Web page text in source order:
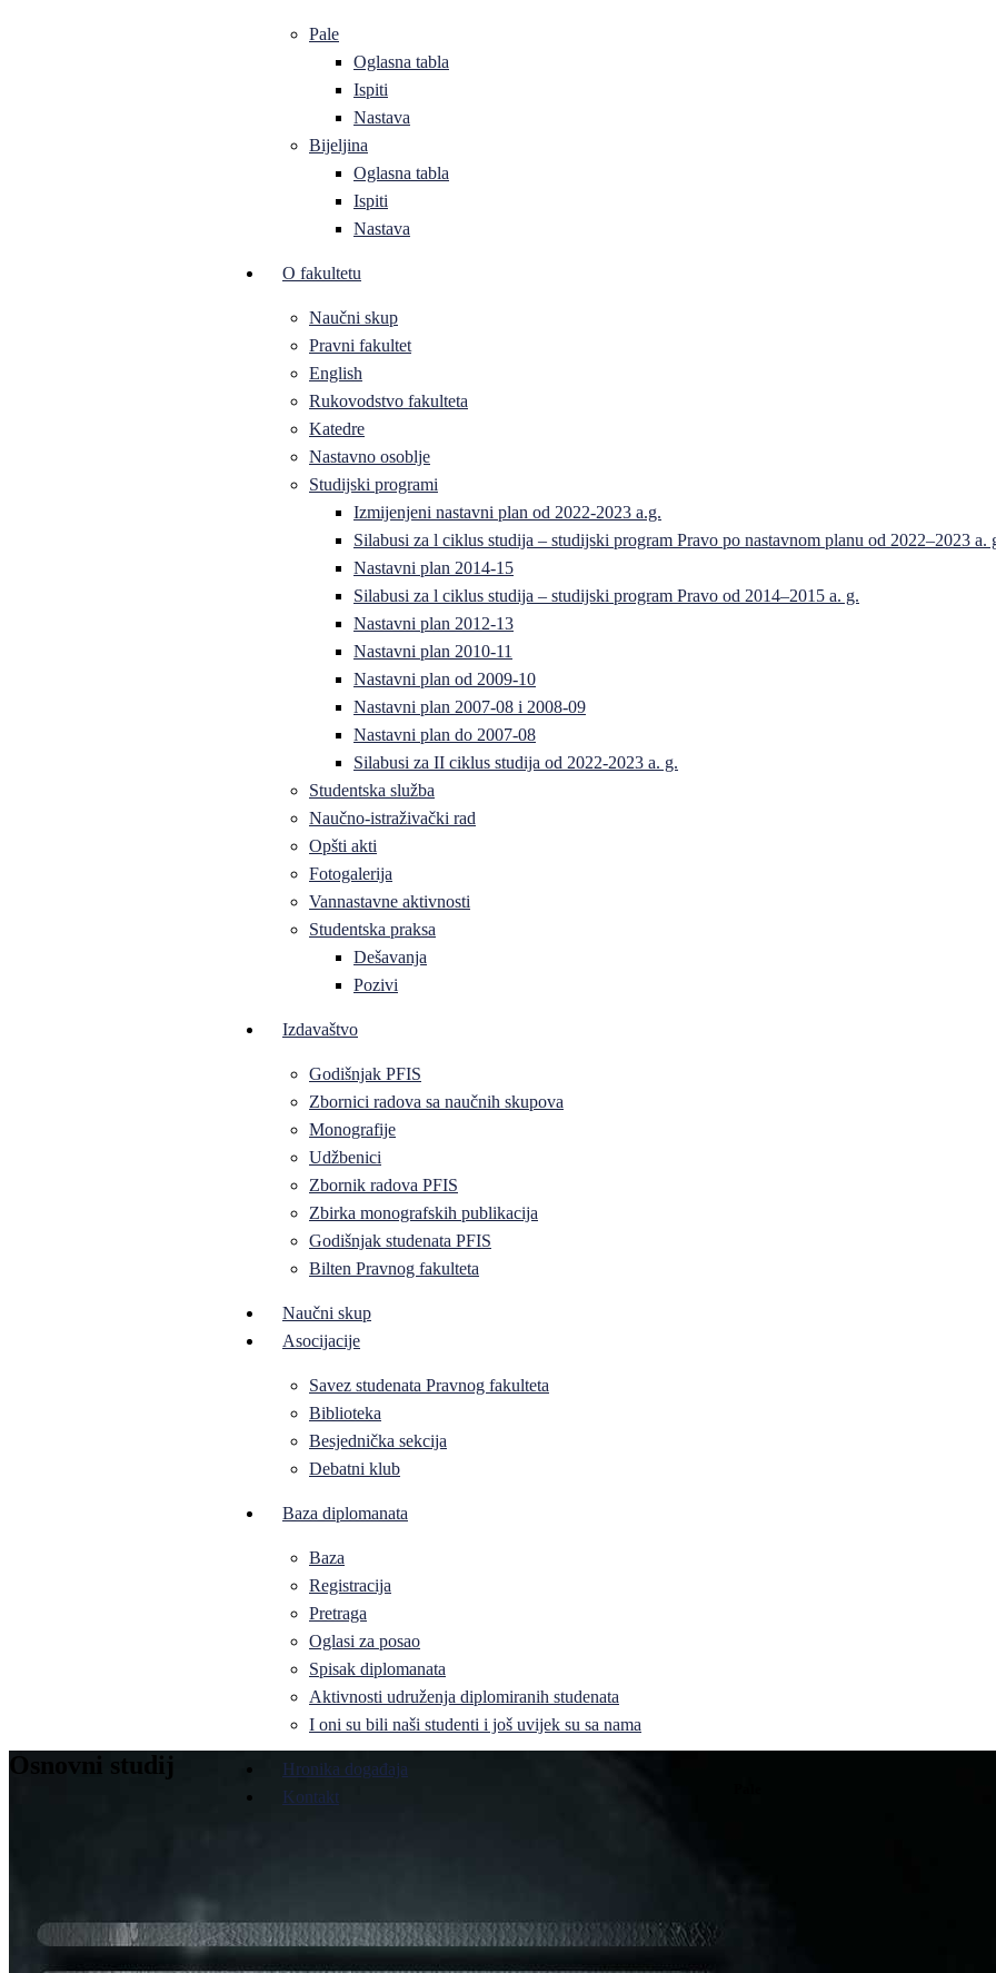
Pale
Oglasna tabla
Ispiti
Nastava
Bijeljina
Oglasna tabla
Ispiti
Nastava
O fakultetu
Naučni skup
Pravni fakultet
English
Rukovodstvo fakulteta
Katedre
Nastavno osoblje
Studijski programi
Izmijenjeni nastavni plan od 2022-2023 a.g.
Silabusi za l ciklus studija – studijski program Pravo po nastavnom planu od 2022–2023 a.
Nastavni plan 2014-15
Silabusi za l ciklus studija – studijski program Pravo od 2014–2015 a. g.
Nastavni plan 2012-13
Nastavni plan 2010-11
Nastavni plan od 2009-10
Nastavni plan 2007-08 i 2008-09
Nastavni plan do 2007-08
Silabusi za II ciklus studija od 2022-2023 a. g.
Studentska služba
Naučno-istraživački rad
Opšti akti
Fotogalerija
Vannastavne aktivnosti
Studentska praksa
Dešavanja
Pozivi
Izdavaštvo
Godišnjak PFIS
Zbornici radova sa naučnih skupova
Monografije
Udžbenici
Zbornik radova PFIS
Zbirka monografskih publikacija
Godišnjak studenata PFIS
Bilten Pravnog fakulteta
Naučni skup
Asocijacije
Savez studenata Pravnog fakulteta
Biblioteka
Besjednička sekcija
Debatni klub
Baza diplomanata
Baza
Registracija
Pretraga
Oglasi za posao
Spisak diplomanata
Aktivnosti udruženja diplomiranih studenata
I oni su bili naši studenti i još uvijek su sa nama
Hronika događaja
Kontakt
Osnovni studij